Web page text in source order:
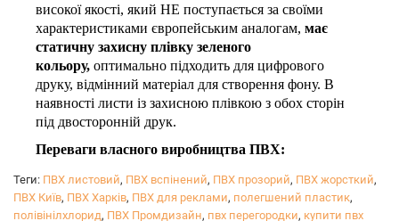
високої якості, який НЕ поступається за своїми
характеристиками європейським аналогам, має
статичну захисну плівку зеленого
кольору, оптимально підходить для цифрового
друку, відмінний матеріал для створення фону. В
наявності листи із захисною плівкою з обох сторін
під двосторонній друк.
Переваги власного виробництва ПВХ:
постійна наявність ПВХ на складі;
гнучка цінова політика;
виготовлення ПВХ індивідуальних розмірів і
Теги: ПВХ листовий, ПВХ вспінений, ПВХ прозорий, ПВХ жорсткий,
ПВХ Київ, ПВХ Харків, ПВХ для реклами, полегшений пластик,
полівінілхлорид, ПВХ Промдизайн, пвх перегородки, купити пвх